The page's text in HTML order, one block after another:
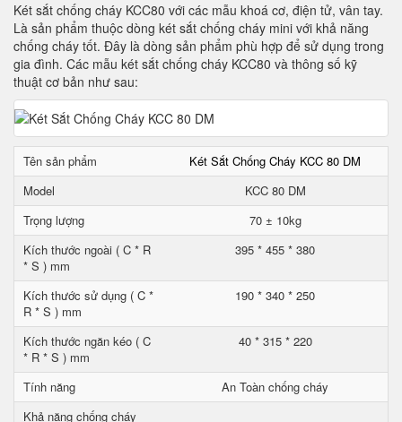
Két sắt chống cháy KCC80 với các mẫu khoá cơ, điện tử, vân tay.
Là sản phẩm thuộc dòng két sắt chống cháy mini với khả năng
chống cháy tốt. Đây là dòng sản phẩm phù hợp để sử dụng trong
gia đình. Các mẫu két sắt chống cháy KCC80 và thông số kỹ
thuật cơ bản như sau:
Tên sản phẩm
Két Sắt Chống Cháy KCC 80 DM
Model
KCC 80 DM
Trọng lượng
70 ± 10kg
Kích thước ngoài ( C * R
* S ) mm
395 * 455 * 380
Kích thước sử dụng ( C *
R * S ) mm
190 * 340 * 250
Kích thước ngăn kéo ( C
* R * S ) mm
40 * 315 * 220
Tính năng
An Toàn chống cháy
Khả năng chống cháy